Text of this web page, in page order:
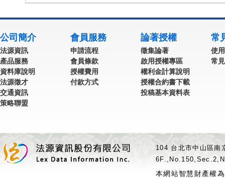
公司簡介
法源資訊
產品服務
資料庫說明
法源徵才
交通資訊
策略聯盟
會員服務
申請流程
會員條款
授權費用
付款方式
論著授權
徵集論著
啟用授權專區
權利金計算說明
授權合約書下載
投稿基本資料表
常
使
常
104 台北市中山區
本網站智慧財產權